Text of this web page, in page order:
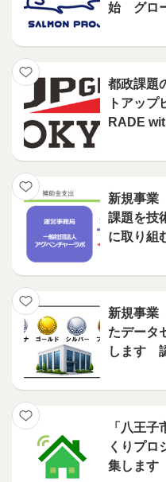
始 グロ
アップ
の現地支
都政課題
トアッ
RADE
新規事業
課題を技
に取り組
新規事業
たデータ
します
「八王
くりプロ
集します